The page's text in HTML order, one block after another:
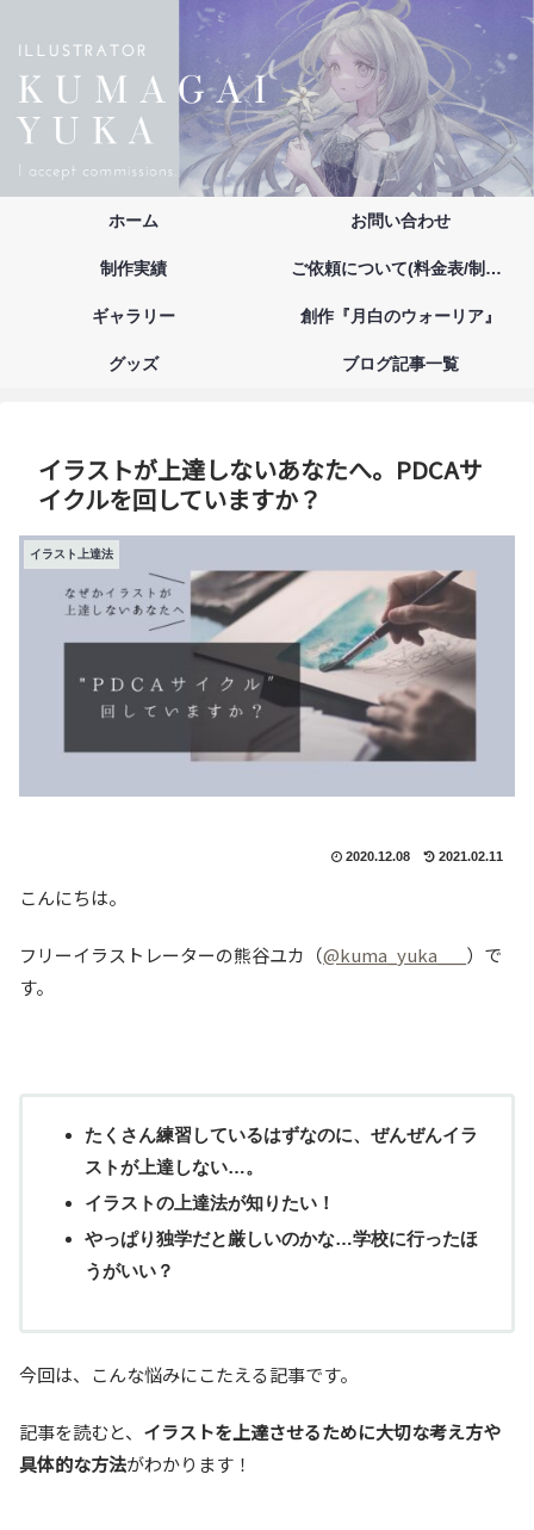
ホーム お問い合わせ
制作実績 ご依頼について(料金表/制作の流れ/注意事項/お支払い方法)
ギャラリー 創作『月白のウォーリア』
グッズ ブログ記事一覧
イラストが上達しないあなたへ。PDCAサ
イクルを回していますか？
イラスト上達法
2020.12.08 2021.02.11
こんにちは。
フリーイラストレーターの熊谷ユカ（@kuma_yuka___ ）で
す。
たくさん練習しているはずなのに、ぜんぜんイラ
ストが上達しない…。
イラストの上達法が知りたい！
やっぱり独学だと厳しいのかな…学校に行ったほ
うがいい？
今回は、こんな悩みにこたえる記事です。
記事を読むと、 イラストを上達させるために大切な考え方や
具体的な方法がわかります！